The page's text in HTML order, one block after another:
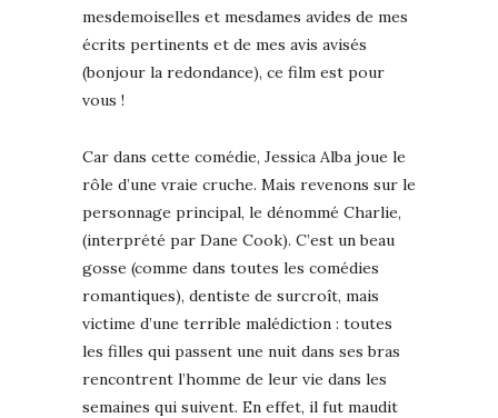
mesdemoiselles et mesdames avides de mes
écrits pertinents et de mes avis avisés
(bonjour la redondance), ce film est pour
vous !
Car dans cette comédie, Jessica Alba joue le
rôle d’une vraie cruche. Mais revenons sur le
personnage principal, le dénommé Charlie,
(interprété par Dane Cook). C’est un beau
gosse (comme dans toutes les comédies
romantiques), dentiste de surcroît, mais
victime d’une terrible malédiction : toutes
les filles qui passent une nuit dans ses bras
rencontrent l’homme de leur vie dans les
semaines qui suivent. En effet, il fut maudit